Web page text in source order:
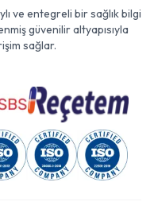
ve entegreli bir sağlık bilgi
güvenilir altyapısıyla
sağlar.